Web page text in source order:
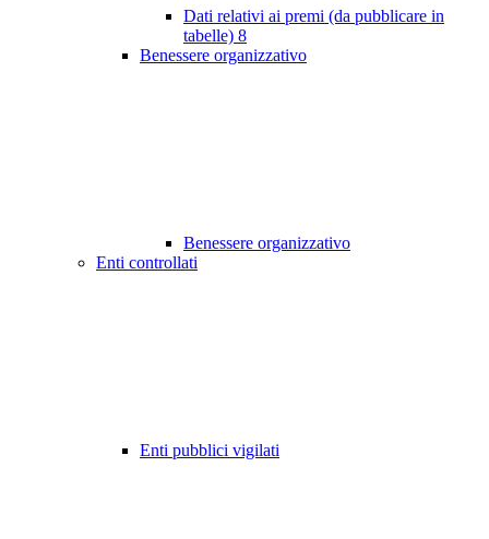
Dati relativi ai premi (da pubblicare in
tabelle) 8
Benessere organizzativo
Benessere organizzativo
Enti controllati
Enti pubblici vigilati